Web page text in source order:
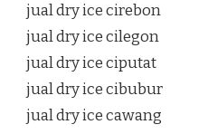
jual dry ice cirebon
jual dry ice cilegon
jual dry ice ciputat
jual dry ice cibubur
jual dry ice cawang